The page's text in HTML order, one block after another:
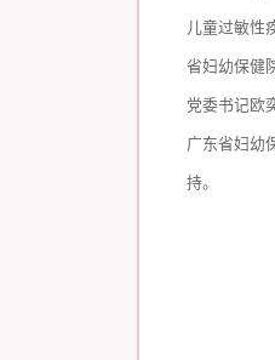
儿童过敏性
省妇幼保健
党委书记欧
广东省妇幼
持。